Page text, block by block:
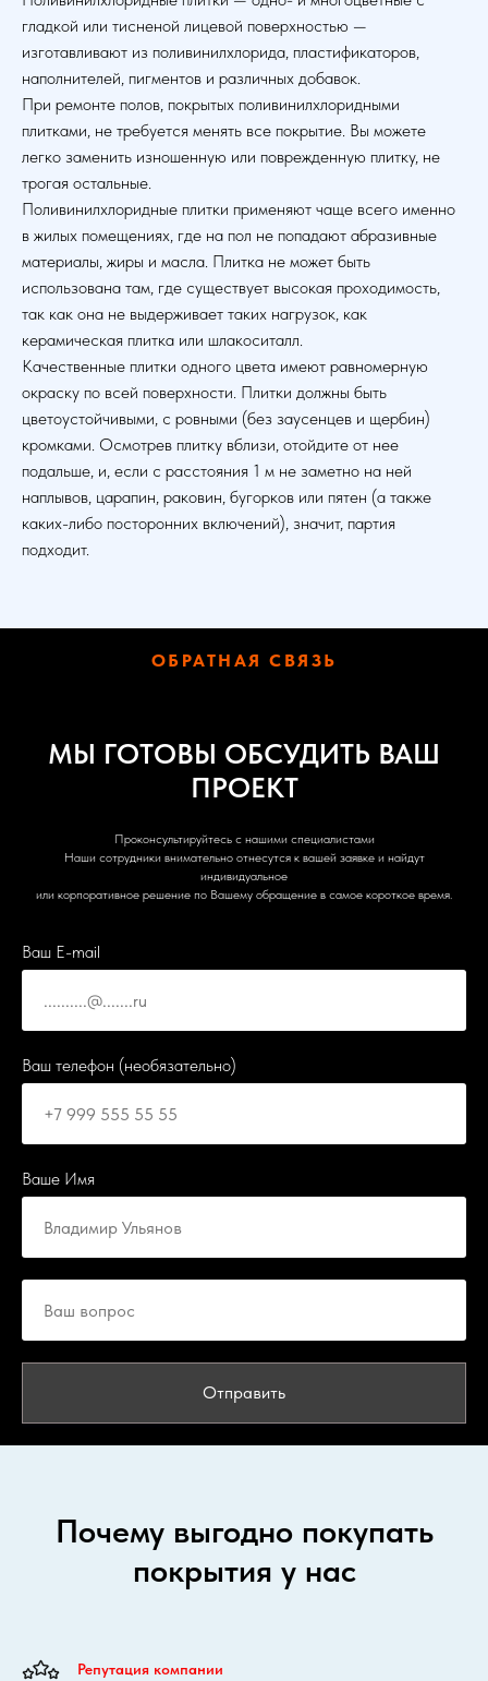
гладкой или тисненой лицевой поверхностью —
изготавливают из поливинилхлорида, пластификаторов,
наполнителей, пигментов и различных добавок.
При ремонте полов, покрытых поливинилхлоридными
плитками, не требуется менять все покрытие. Вы можете
легко заменить изношенную или поврежденную плитку, не
трогая остальные.
Поливинилхлоридные плитки применяют чаще всего именно
в жилых помещениях, где на пол не попадают абразивные
материалы, жиры и масла. Плитка не может быть
использована там, где существует высокая проходимость,
так как она не выдерживает таких нагрузок, как
керамическая плитка или шлакоситалл.
Качественные плитки одного цвета имеют равномерную
окраску по всей поверхности. Плитки должны быть
цветоустойчивыми, с ровными (без заусенцев и щербин)
кромками. Осмотрев плитку вблизи, отойдите от нее
подальше, и, если с расстояния 1 м не заметно на ней
наплывов, царапин, раковин, бугорков или пятен (а также
каких-либо посторонних включений), значит, партия
подходит.
ОБРАТНАЯ СВЯЗЬ
МЫ ГОТОВЫ ОБСУДИТЬ ВАШ
ПРОЕКТ
Проконсультируйтесь с нашими специалистами
Наши сотрудники внимательно отнесутся к вашей заявке и найдут
индивидуальное
или корпоративное решение по Вашему обращение в самое короткое время.
Ваш E-mail
Ваш телефон (необязательно)
Ваше Имя
Отправить
Почему выгодно покупать
покрытия у нас
Репутация компании